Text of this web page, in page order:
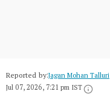
Reported by:Jagan Mohan Talluri
Jul 07, 2026, 7:21 pm IST